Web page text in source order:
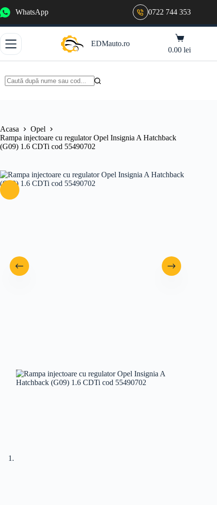
la
WhatsApp 0722 744 353
EDMauto.ro
Coș
de
cumpărături
0.00lei
Acasa
Opel
Rampa injectoare cu regulator Opel Insignia A Hatchback
(G09) 1.6 CDTi cod 55490702